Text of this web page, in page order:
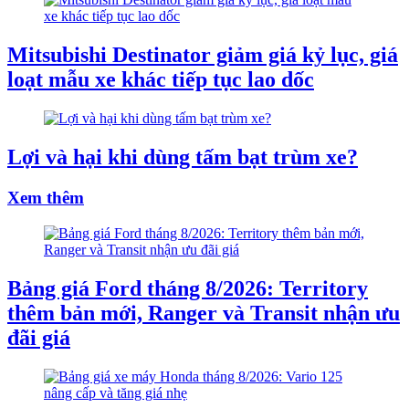
Mitsubishi Destinator giảm giá kỷ lục, giá
loạt mẫu xe khác tiếp tục lao dốc
Lợi và hại khi dùng tấm bạt trùm xe?
Xem thêm
Bảng giá Ford tháng 8/2026: Territory
thêm bản mới, Ranger và Transit nhận ưu
đãi giá